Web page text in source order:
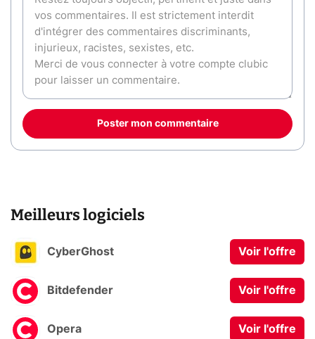
Poster mon commentaire
Meilleurs logiciels
CyberGhost Voir l'offre
Bitdefender Voir l'offre
Opera Voir l'offre